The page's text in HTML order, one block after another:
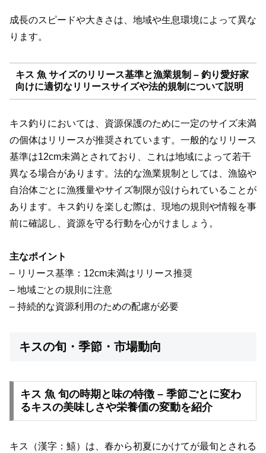
成長のスピードや大きさは、地域や生息環境によって異な
ります。
キス 魚 サイズのリリース基準と漁業規制 – 釣り愛好家
向けに適切なリリースサイズや法的規制について説明
キス釣りにおいては、資源保護のために一定のサイズ未満
の個体はリリースが推奨されています。一般的なリリース
基準は12cm未満とされており、これは地域によって若干
異なる場合があります。法的な漁業規制としては、漁協や
自治体ごとに漁獲量やサイズ制限が設けられていることが
あります。キス釣りを楽しむ際は、現地の規則や情報を事
前に確認し、資源を守る行動を心がけましょう。
主なポイント
– リリース基準：12cm未満はリリース推奨
– 地域ごとの規則に注意
– 持続的な資源利用のための配慮が必要
キスの旬・季節・市場動向
キス 魚 旬の時期と味の特徴 – 季節ごとに変わ
るキスの美味しさや栄養価の変動を紹介
キス（漢字：鱚）は、春から初夏にかけてが最旬とされる